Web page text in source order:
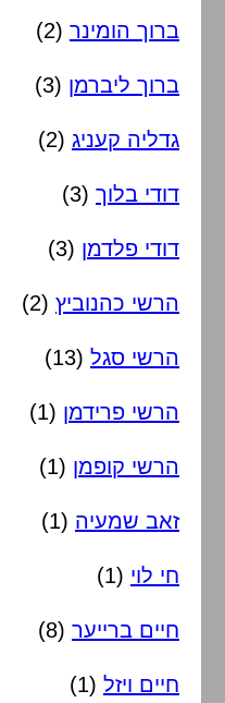
ברוך הומינר (2)
ברוך ליברמן (3)
גדליה קעניג (2)
דודי בלוך (3)
דודי פלדמן (3)
הרשי כהנוביץ (2)
הרשי סגל (13)
הרשי פרידמן (1)
הרשי קופמן (1)
זאב שמעיה (1)
חי לוי (1)
חיים ברייער (8)
חיים ויזל (1)